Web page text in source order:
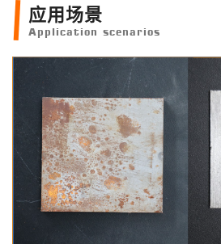
应用场景
Application scenarios